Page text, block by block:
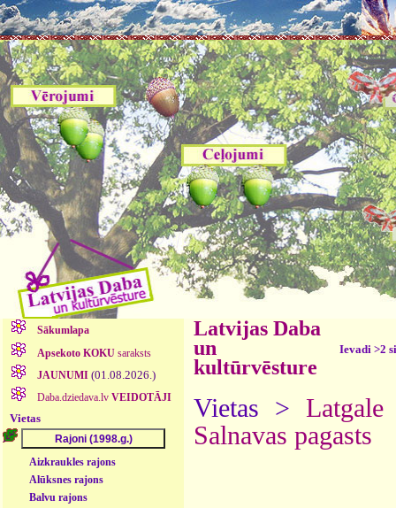
Sākumlapa
Apsekoto KOKUsaraksts
JAUNUMI (01.08.2026.)
Daba.dziedava.lv VEIDOTĀJI
Vietas
Aizkraukles rajons
Alūksnes rajons
Balvu rajons
Latvijas Daba
un
kultūrvēsture
Ievadi >2
Vietas >Latgale
Salnavas pagasts